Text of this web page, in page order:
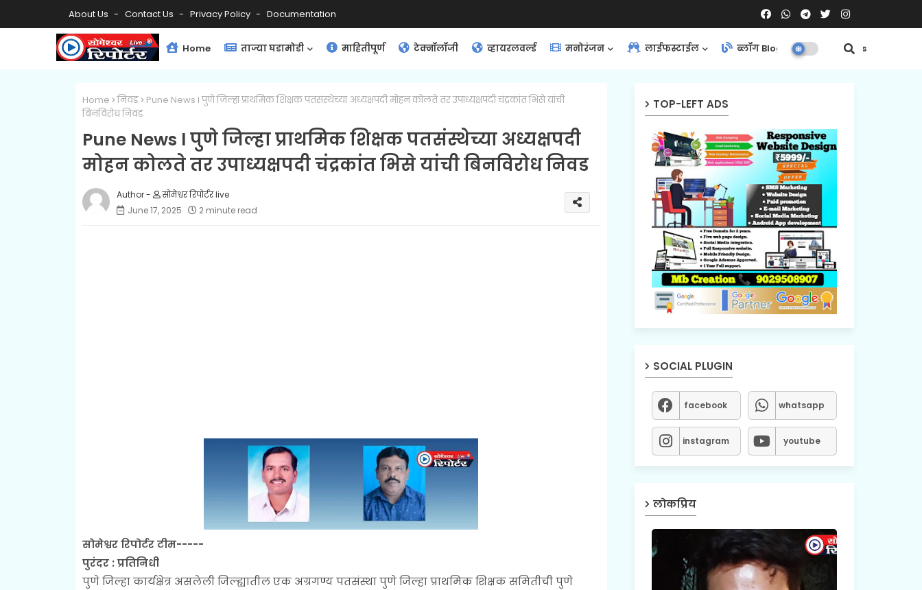
About Us Contact Us Privacy Policy Documentation
Home ताज्या घडामोडी माहितीपूर्ण टेक्नॉलॉजी व्हायरलवर्ल्ड मनोरंजन लाईफस्टाईल ब्लॉग Blog Contact Us
Home निवड
Pune News l पुणे जिल्हा प्राथमिक शिक्षक पतसंस्थेच्या अध्यक्षपदी मोहन कोलते तर उपाध्यक्षपदी चंद्रकांत भिसे यांची
बिनविरोध निवड
Pune News l पुणे जिल्हा प्राथमिक शिक्षक पतसंस्थेच्या अध्यक्षपदी
मोहन कोलते तर उपाध्यक्षपदी चंद्रकांत भिसे यांची बिनविरोध निवड
सोमेश्वर रिपोर्टर live
June 17, 2025
2 minute read
सोमेश्वर रिपोर्टर टीम-----
पुरंदर : प्रतिनिधी
पुणे जिल्हा कार्यक्षेत्र असलेली जिल्ह्यातील एक अग्रगण्य पतसंस्था पुणे जिल्हा प्राथमिक शिक्षक समितीची पुणे
TOP-LEFT ADS
SOCIAL PLUGIN
facebook whatsapp
instagram youtube
लोकप्रिय